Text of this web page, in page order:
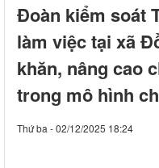
Đoàn kiểm soát
làm việc tại xã
khăn, nâng cao
trong mô hình
Thứ ba - 02/12/2025 18:24